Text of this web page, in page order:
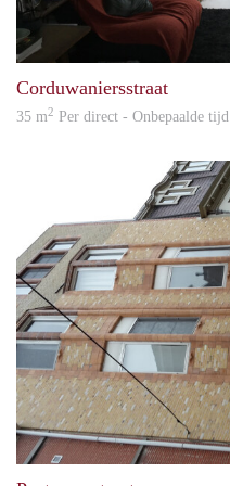
Corduwaniersstraat
35 m2 Per direct - Onbepaalde tijd